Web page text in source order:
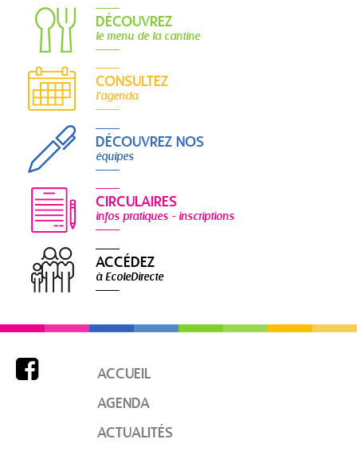
DÉCOUVREZ
le menu de la cantine
CONSULTEZ
l'agenda
DÉCOUVREZ NOS
équipes
CIRCULAIRES
infos pratiques - inscriptions
ACCÉDEZ
à EcoleDirecte

ACCUEIL
AGENDA
ACTUALITÉS